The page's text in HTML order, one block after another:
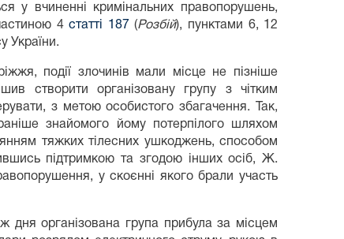
у вчиненні кримінальних правопорушень,
4статті 187 (Розбій), пунктами 6, 12
України.
події злочинів мали місце не пізніше
створити організовану групу з чітким
з метою особистого збагачення. Так,
знайомого йому потерпілого шляхом
тяжких тілесних ушкоджень, способом
підтримкою та згодою інших осіб, Ж.
у скоєнні якого брали участь
дня організована група прибула за місцем